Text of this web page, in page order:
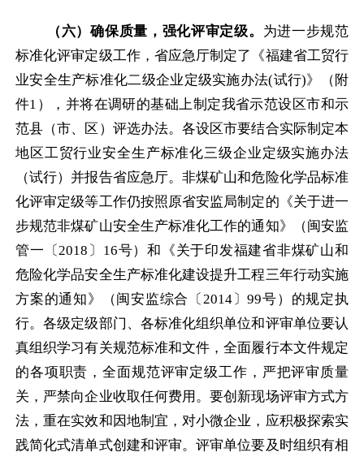
（六）确保质量，强化评审定级。 为进一步规范
标准化评审定级工作，省应急厅制定了《福建省工贸行
业安全生产标准化二级企业定级实施办法(试行)》（附
件1 ），并将在调研的基础上制定我省示范设区市和示
范县（市、区）评选办法。各设区市要结合实际制定本
地区工贸行业安全生产标准化三级企业定级实施办法
（试行）并报告省应急厅。非煤矿山和危险化学品标准
化评审定级等工作仍按照原省安监局制定的《关于进一
步规范非煤矿山安全生产标准化工作的通知》（闽安监
管一〔2018 〕 16号）和《关于印发福建省非煤矿山和
危险化学品安全生产标准化建设提升工程三年行动实施
方案的通知》（闽安监综合〔 2014〕99号）的规定执
行。各级定级部门、各标准化组织单位和评审单位要认
真组织学习有关规范标准和文件，全面履行本文件规定
的各项职责，全面规范评审定级工作，严把评审质量
关，严禁向企业收取任何费用。要创新现场评审方式方
法，重在实效和因地制宜，对小微企业，应积极探索实
践简化式清单式创建和评审。评审单位要及时组织有相